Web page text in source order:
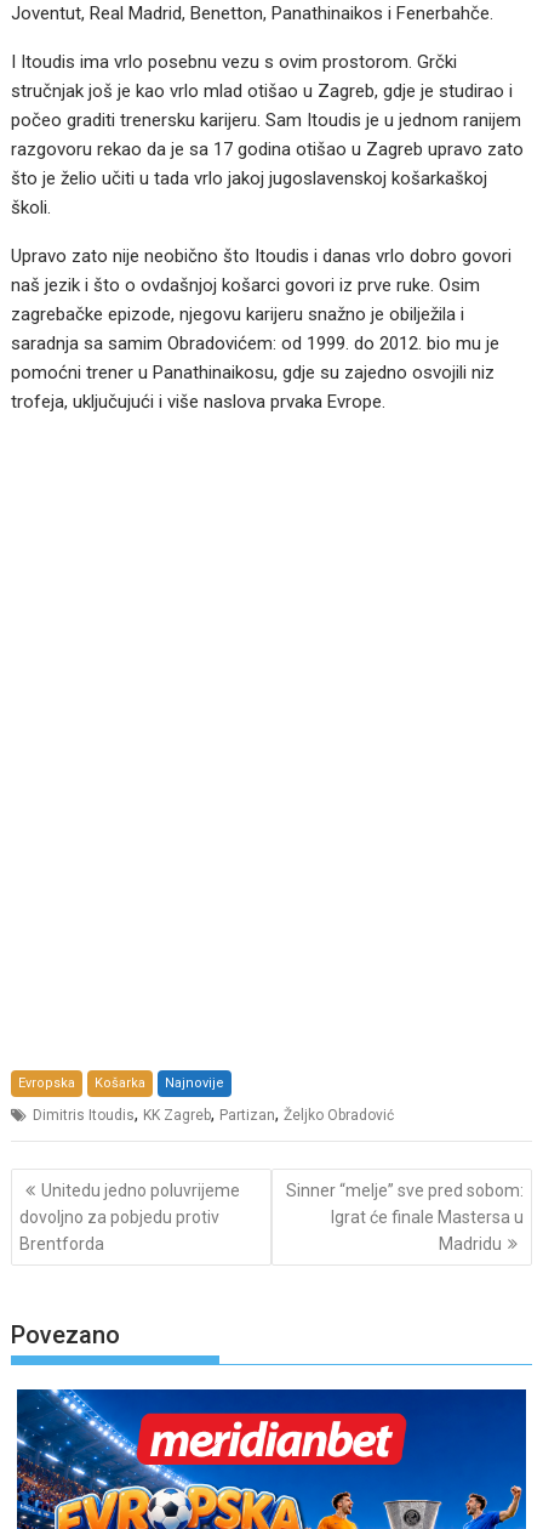
Joventut, Real Madrid, Benetton, Panathinaikos i Fenerbahče.
I Itoudis ima vrlo posebnu vezu s ovim prostorom. Grčki
stručnjak još je kao vrlo mlad otišao u Zagreb, gdje je studirao i
počeo graditi trenersku karijeru. Sam Itoudis je u jednom ranijem
razgovoru rekao da je sa 17 godina otišao u Zagreb upravo zato
što je želio učiti u tada vrlo jakoj jugoslavenskoj košarkaškoj
školi.
Upravo zato nije neobično što Itoudis i danas vrlo dobro govori
naš jezik i što o ovdašnjoj košarci govori iz prve ruke. Osim
zagrebačke epizode, njegovu karijeru snažno je obilježila i
saradnja sa samim Obradovićem: od 1999. do 2012. bio mu je
pomoćni trener u Panathinaikosu, gdje su zajedno osvojili niz
trofeja, uključujući i više naslova prvaka Evrope.
Evropska Košarka Najnovije
Dimitris Itoudis, KK Zagreb, Partizan,Željko Obradović
Post
navigation
Unitedu jedno poluvrijeme
dovoljno za pobjedu protiv
Brentforda
Sinner “melje” sve pred sobom:
Igrat će finale Mastersa u
Madridu
Povezano